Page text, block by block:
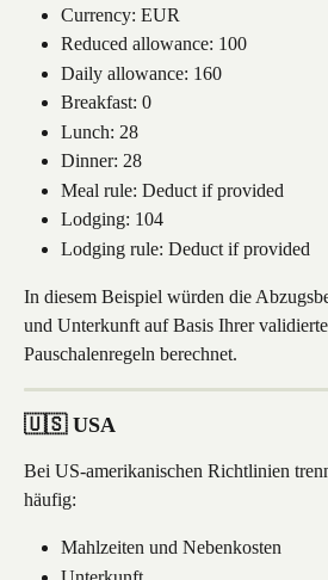
Currency: EUR
Reduced allowance: 100
Daily allowance: 160
Breakfast: 0
Lunch: 28
Dinner: 28
Meal rule: Deduct if provided
Lodging: 104
Lodging rule: Deduct if provided
In diesem Beispiel würden die
und Unterkunft auf Basis Ihrer
Pauschalenregeln berechnet.
🇺🇸 USA
Bei US-amerikanischen Richtlinien
häufig:
Mahlzeiten und Nebenkosten